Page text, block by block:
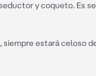
y coqueto. Es
siempre estará celoso